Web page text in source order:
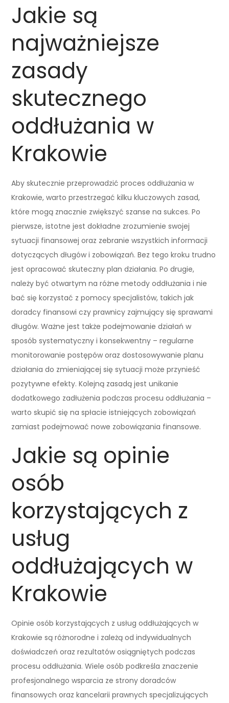
Jakie są
najważniejsze
zasady
skutecznego
oddłużania w
Krakowie
Aby skutecznie przeprowadzić proces oddłużania w
Krakowie, warto przestrzegać kilku kluczowych zasad,
które mogą znacznie zwiększyć szanse na sukces. Po
pierwsze, istotne jest dokładne zrozumienie swojej
sytuacji finansowej oraz zebranie wszystkich informacji
dotyczących długów i zobowiązań. Bez tego kroku trudno
jest opracować skuteczny plan działania. Po drugie,
należy być otwartym na różne metody oddłużania i nie
bać się korzystać z pomocy specjalistów, takich jak
doradcy finansowi czy prawnicy zajmujący się sprawami
długów. Ważne jest także podejmowanie działań w
sposób systematyczny i konsekwentny – regularne
monitorowanie postępów oraz dostosowywanie planu
działania do zmieniającej się sytuacji może przynieść
pozytywne efekty. Kolejną zasadą jest unikanie
dodatkowego zadłużenia podczas procesu oddłużania –
warto skupić się na spłacie istniejących zobowiązań
zamiast podejmować nowe zobowiązania finansowe.
Jakie są opinie
osób
korzystających z
usług
oddłużających w
Krakowie
Opinie osób korzystających z usług oddłużających w
Krakowie są różnorodne i zależą od indywidualnych
doświadczeń oraz rezultatów osiągniętych podczas
procesu oddłużania. Wiele osób podkreśla znaczenie
profesjonalnego wsparcia ze strony doradców
finansowych oraz kancelarii prawnych specjalizujących